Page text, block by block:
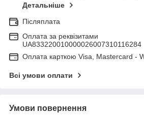
Детальніше
Післяплата
Оплата за реквізитами
UA833220010000026007310116284
Оплата карткою Visa, Mastercard -
Всі умови оплати
Умови повернення